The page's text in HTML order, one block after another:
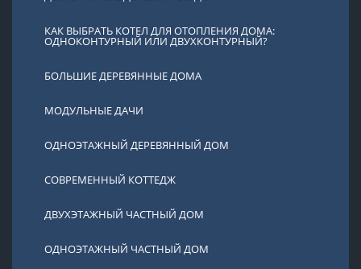
КАК ВЫБРАТЬ КОТЕЛ ДЛЯ ОТОПЛЕНИЯ ДОМА:
ОДНОКОНТУРНЫЙ ИЛИ ДВУХКОНТУРНЫЙ?
БОЛЬШИЕ ДЕРЕВЯННЫЕ ДОМА
МОДУЛЬНЫЕ ДАЧИ
ОДНОЭТАЖНЫЙ ДЕРЕВЯННЫЙ ДОМ
СОВРЕМЕННЫЙ КОТТЕДЖ
ДВУХЭТАЖНЫЙ ЧАСТНЫЙ ДОМ
ОДНОЭТАЖНЫЙ ЧАСТНЫЙ ДОМ